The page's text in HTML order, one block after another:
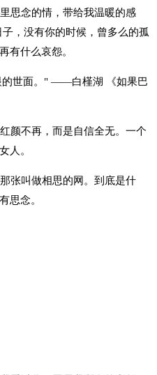
思念的情，带给我温暖的感
，没有你的时候，曾多么的孤
有什么哀怨。
的世面。" ——白槿湖 《如果巴
颜不再，而是自信全无。一个
人。
张叫做相思的网。到底是什
思念。